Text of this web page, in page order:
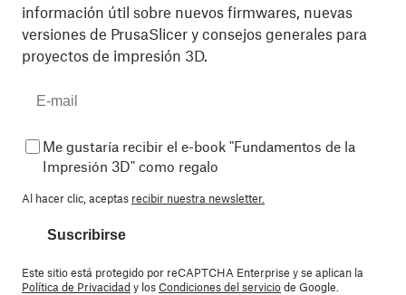
información útil sobre nuevos firmwares, nuevas
versiones de PrusaSlicer y consejos generales para
proyectos de impresión 3D.
Me gustaría recibir el e-book "Fundamentos de la
Impresión 3D" como regalo
Al hacer clic, aceptas recibir nuestra newsletter.
Suscribirse
Este sitio está protegido por reCAPTCHA Enterprise y se aplican la
Política de Privacidady losCondiciones del serviciode Google.